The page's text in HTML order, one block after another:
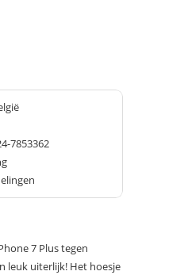
7853362
7 Plus tegen
leuk uiterlijk! Het hoesje